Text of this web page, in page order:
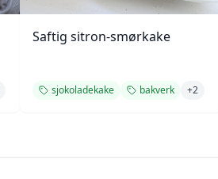
Saftig sitron-smørkake
sjokoladekake bakverk +2